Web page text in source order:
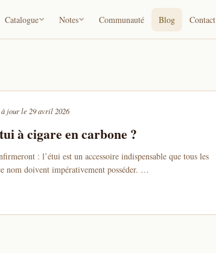
Catalogue Notes Communauté Blog Contact
jour le 29 avril 2026
à cigare en carbone ?
: l’étui est un accessoire indispensable que tous les
nom doivent impérativement posséder. …